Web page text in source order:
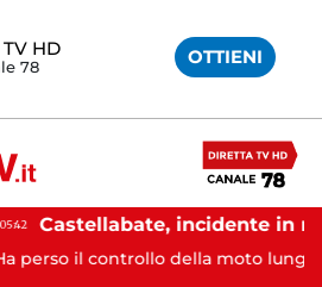
HD
78 OTTIENI
Castellabate, incidente in moto: 27enne in ospedale
perso il controllo della moto lungo la